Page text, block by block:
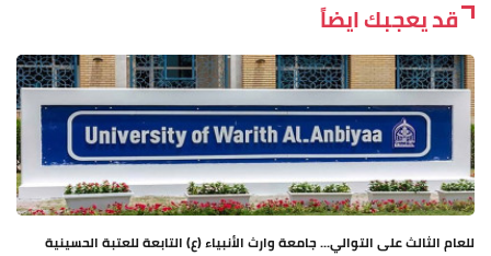
قد يعجبك ايضاً
للعام الثالث على التوالي... جامعة وارث الأنبياء (ع) التابعة للعتبة الحسينية